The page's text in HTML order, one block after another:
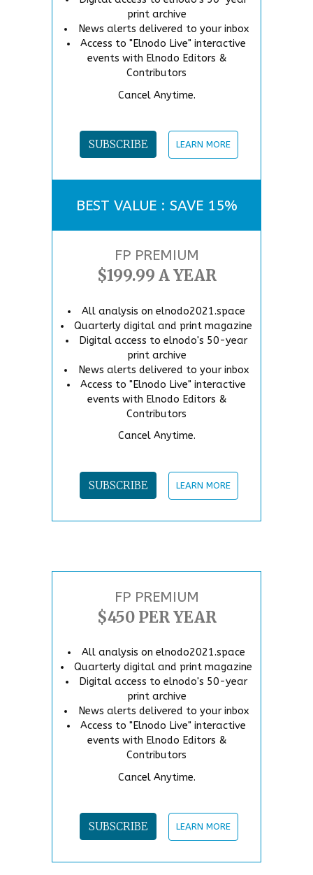
print archive
News alerts delivered to your inbox
Access to "Elnodo Live" interactive
events with Elnodo Editors &
Contributors
Cancel Anytime.
SUBSCRIBE LEARN MORE
BEST VALUE : SAVE 15%
FP PREMIUM
$199.99 A YEAR
All analysis on elnodo2021.space
Quarterly digital and print magazine
Digital access to elnodo's 50-year
print archive
News alerts delivered to your inbox
Access to "Elnodo Live" interactive
events with Elnodo Editors &
Contributors
Cancel Anytime.
SUBSCRIBE LEARN MORE
FP PREMIUM
$450 PER YEAR
All analysis on elnodo2021.space
Quarterly digital and print magazine
Digital access to elnodo's 50-year
print archive
News alerts delivered to your inbox
Access to "Elnodo Live" interactive
events with Elnodo Editors &
Contributors
Cancel Anytime.
SUBSCRIBE LEARN MORE